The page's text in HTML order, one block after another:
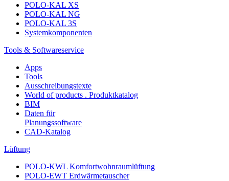
POLO-KAL XS
POLO-KAL NG
POLO-KAL 3S
Systemkomponenten
Tools & Softwareservice
Apps
Tools
Ausschreibungstexte
World of products . Produktkatalog
BIM
Daten für
Planungssoftware
CAD-Katalog
Lüftung
POLO-KWL Komfortwohnraumlüftung
POLO-EWT Erdwärmetauscher